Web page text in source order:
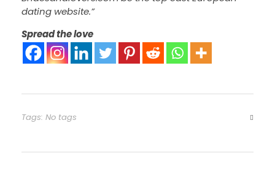
dating website.”
Spread the love
Tags: No tags